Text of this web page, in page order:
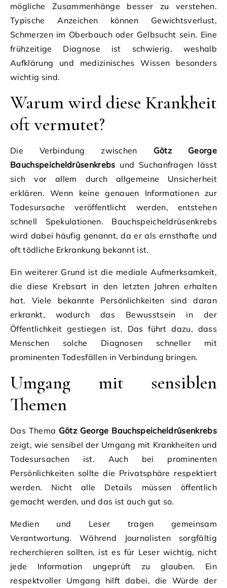
mögliche Zusammenhänge besser zu verstehen.
Typische Anzeichen können Gewichtsverlust,
Schmerzen im Oberbauch oder Gelbsucht sein. Eine
frühzeitige Diagnose ist schwierig, weshalb
Aufklärung und medizinisches Wissen besonders
wichtig sind.
Warum wird diese Krankheit
oft vermutet?
Die Verbindung zwischen Götz George
Bauchspeicheldrüsenkrebs und Suchanfragen lässt
sich vor allem durch allgemeine Unsicherheit
erklären. Wenn keine genauen Informationen zur
Todesursache veröffentlicht werden, entstehen
schnell Spekulationen. Bauchspeicheldrüsenkrebs
wird dabei häufig genannt, da er als ernsthafte und
oft tödliche Erkrankung bekannt ist.
Ein weiterer Grund ist die mediale Aufmerksamkeit,
die diese Krebsart in den letzten Jahren erhalten
hat. Viele bekannte Persönlichkeiten sind daran
erkrankt, wodurch das Bewusstsein in der
Öffentlichkeit gestiegen ist. Das führt dazu, dass
Menschen solche Diagnosen schneller mit
prominenten Todesfällen in Verbindung bringen.
Umgang mit sensiblen
Themen
Das Thema Götz George Bauchspeicheldrüsenkrebs
zeigt, wie sensibel der Umgang mit Krankheiten und
Todesursachen ist. Auch bei prominenten
Persönlichkeiten sollte die Privatsphäre respektiert
werden. Nicht alle Details müssen öffentlich
gemacht werden, und das ist auch gut so.
Medien und Leser tragen gemeinsam
Verantwortung. Während Journalisten sorgfältig
recherchieren sollten, ist es für Leser wichtig, nicht
jede Information ungeprüft zu glauben. Ein
respektvoller Umgang hilft dabei, die Würde der